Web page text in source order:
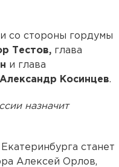
со стороны гордумы
Тестов, глава
и глава
Александр Косинцев.
назначит
станет
Алексей Орлов,